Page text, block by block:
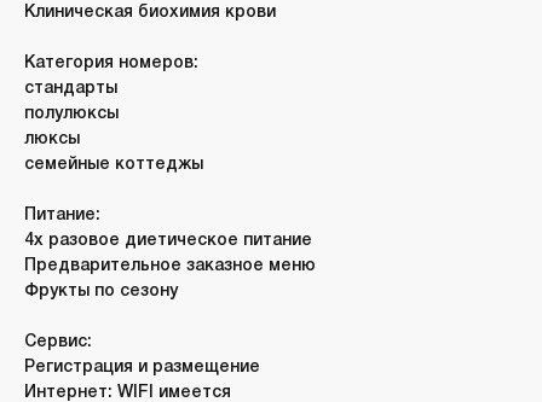
Клиническая биохимия крови
Категория номеров:
стандарты
полулюксы
люксы
семейные коттеджы
Питание:
4х разовое диетическое питание
Предварительное заказное меню
Фрукты по сезону
Сервис:
Регистрация и размещение
Интернет: WIFI имеется